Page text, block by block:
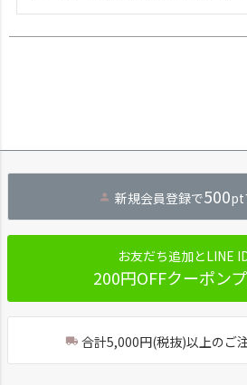
新規会員登録で500pt
お友だち追加とLINE
200円OFFクーポン
合計5,000円(税抜)以上のご